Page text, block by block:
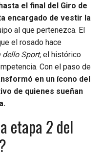
el final del Giro de
encargado de vestir la
al que pertenezca. El
el rosado hace
dello Sport, el histórico
Con el paso de
en un ícono del
de quienes sueñan
etapa 2 del